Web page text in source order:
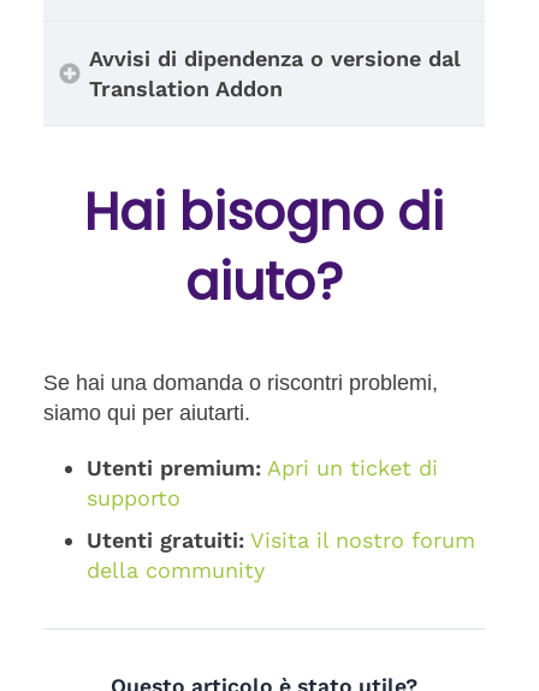
Avvisi di dipendenza o versione dal
Translation Addon
Hai bisogno di
aiuto?
Se hai una domanda o riscontri problemi,
siamo qui per aiutarti.
Utenti premium: Apri un ticket di
supporto
Utenti gratuiti: Visita il nostro forum
della community
Questo articolo è stato utile?